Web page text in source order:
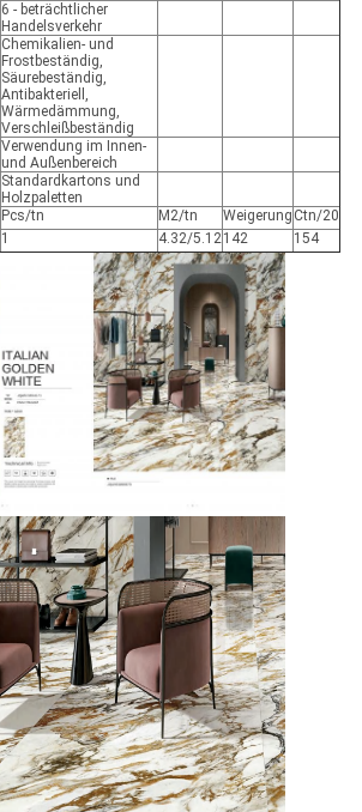
6 - beträchtlicher
Handelsverkehr
Chemikalien- und
Frostbeständig,
Säurebeständig,
Antibakteriell,
Wärmedämmung,
Verschleißbeständig
Verwendung im Innen-
und Außenbereich
Standardkartons und
Holzpaletten
Pcs/tn M2/tn Weigerung Ctn/20
1 4.32/5.12142 154